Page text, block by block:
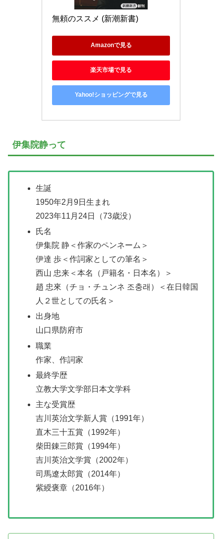
無頼のススメ (新潮新書)
Amazonで見る
楽天市場で見る
Yahoo!ショッピングで見る
伊集院静って
生誕
1950年2月9日生まれ
2023年11月24日（73歳没）
氏名
伊集院 静＜作家のペンネーム＞
伊達 歩＜作詞家としての筆名＞
西山 忠来＜本名（戸籍名・日本名）＞
趙 忠來（チョ・チュンネ 조충래）＜在日韓国
人２世としての氏名＞
出身地
山口県防府市
職業
作家、作詞家
最終学歴
立教大学文学部日本文学科
主な受賞歴
吉川英治文学新人賞（1991年）
直木三十五賞（1992年）
柴田錬三郎賞（1994年）
吉川英治文学賞（2002年）
司馬遼太郎賞（2014年）
紫綬褒章（2016年）